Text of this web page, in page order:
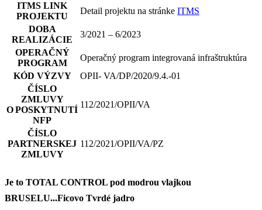
ITMS LINK
PROJEKTU
Detail projektu na stránke ITMS
DOBA
REALIZÁCIE
3/2021 – 6/2023
OPERAČNÝ
PROGRAM
Operačný program integrovaná infraštruktúra
KÓD VÝZVY
OPII- VA/DP/2020/9.4.-01
ČÍSLO
ZMLUVY
O POSKYTNUTÍ
NFP
112/2021/OPII/VA
ČÍSLO
PARTNERSKEJ
ZMLUVY
112/2021/OPII/VA/PZ
Je to TOTAL CONTROL pod modrou vlajkou
BRUSELU...Ficovo Tvrdé jadro